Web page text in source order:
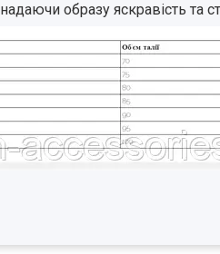
образу яскравість та